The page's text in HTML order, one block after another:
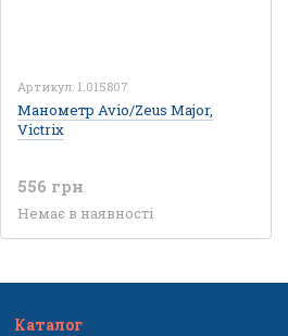
Артикул: 1.015807
Манометр Avio/Zeus Major,
Victrix
556 грн
Немає в наявності
Каталог